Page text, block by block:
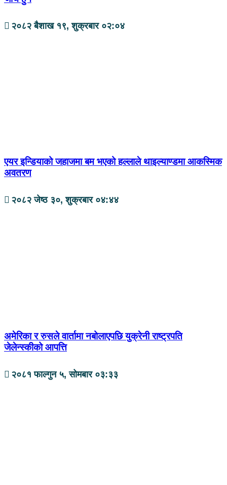
२०८२ बैशाख १९, शुक्रबार ०२:०४
एयर इन्डियाको जहाजमा बम भएको हल्लाले थाइल्याण्डमा आकस्मिक
अवतरण
२०८२ जेष्ठ ३०, शुक्रबार ०४:४४
अमेरिका र रुसले वार्तामा नबोलाएपछि युक्रेनी राष्ट्रपति
जेलेन्स्कीको आपत्ति
२०८१ फाल्गुन ५, सोमबार ०३:३३